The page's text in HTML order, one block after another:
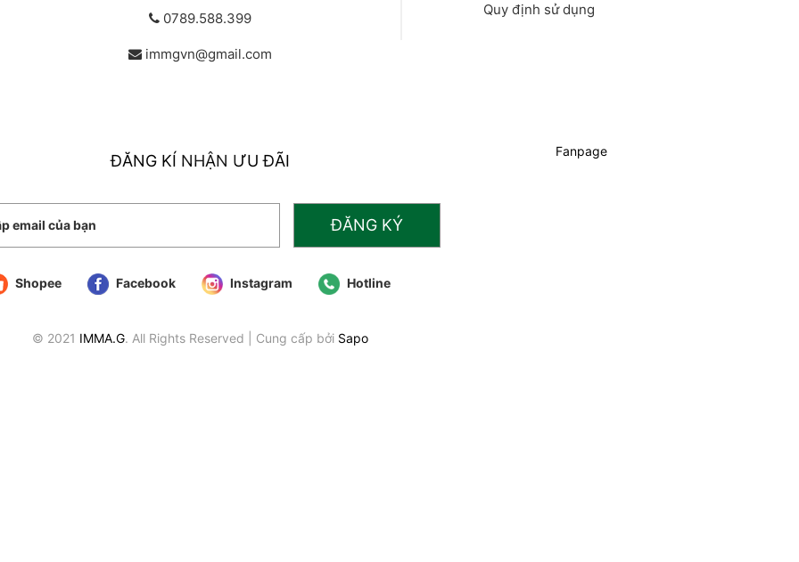
0789.588.399
immgvn@gmail.com
Quy định sử dụng
ĐĂNG KÍ NHẬN ƯU ĐÃI
ĐĂNG KÝ
Shopee Facebook Instagram Hotline
Fanpage
© 2021 IMMA.G. All Rights Reserved Cung cấp bởi Sapo